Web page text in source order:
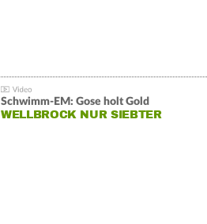
Schwimm-EM: Gose holt Gold
WELLBROCK NUR SIEBTER